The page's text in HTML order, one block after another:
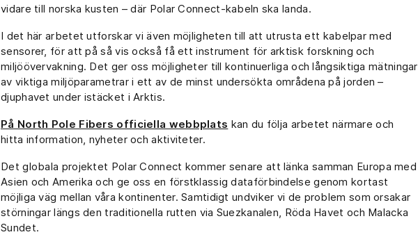
vidare till norska kusten – där Polar Connect-kabeln ska landa.
I det här arbetet utforskar vi även möjligheten till att utrusta ett kabelpar med
sensorer, för att på så vis också få ett instrument för arktisk forskning och
miljöövervakning. Det ger oss möjligheter till kontinuerliga och långsiktiga mätningar
av viktiga miljöparametrar i ett av de minst undersökta områdena på jorden –
djuphavet under istäcket i Arktis.
På North Pole Fibers officiella webbplats kan du följa arbetet närmare och
hitta information, nyheter och aktiviteter.
Det globala projektet Polar Connect kommer senare att länka samman Europa med
Asien och Amerika och ge oss en förstklassig dataförbindelse genom kortast
möjliga väg mellan våra kontinenter. Samtidigt undviker vi de problem som orsakar
störningar längs den traditionella rutten via Suezkanalen, Röda Havet och Malacka
Sundet.